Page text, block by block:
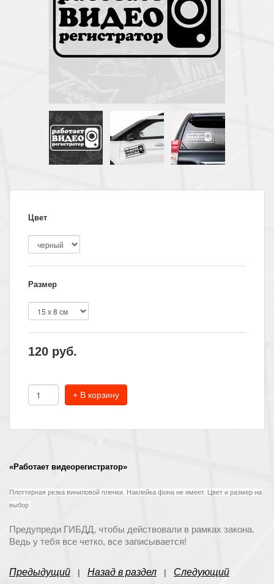
Цвет
Размер
120 руб.
+ В корзину
«Работает видеорегистратор»
Плоттерная резка виниловой пленки. Наклейка фона не имеет. Цвет и размер на
выбор
Предупреди ГИБДД, чтобы действовали в рамках закона.
Ведь у тебя все четко, все записывается!
Предыдущий | Назад в раздел | Следующий